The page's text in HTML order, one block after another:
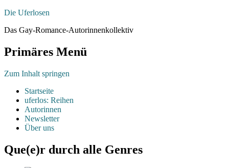
Die Uferlosen
Das Gay-Romance-Autorinnenkollektiv
Primäres Menü
Zum Inhalt springen
Startseite
uferlos: Reihen
Autorinnen
Newsletter
Über uns
Que(e)r durch alle Genres